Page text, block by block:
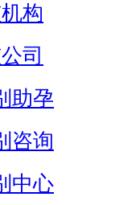
构
司
助孕
咨询
中心